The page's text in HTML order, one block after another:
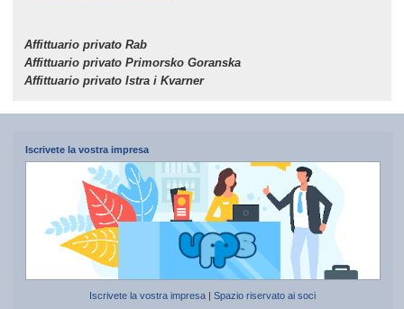
Affittuario privato Rab
Affittuario privato Primorsko Goranska
Affittuario privato Istra i Kvarner
Iscrivete la vostra impresa
Iscrivete la vostra impresa |Spazio riservato ai soci